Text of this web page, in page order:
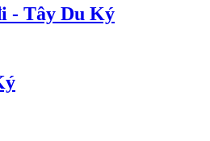
- Tây Du Ký